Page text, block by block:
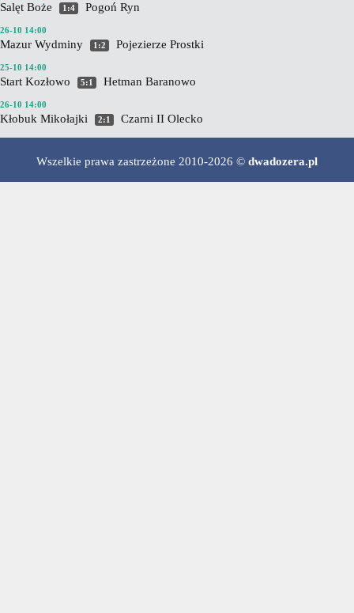
Salęt Boże 1:4 Pogoń Ryn
26-10 14:00
Mazur Wydminy 1:2 Pojezierze Prostki
25-10 14:00
Start Kozłowo 5:1 Hetman Baranowo
26-10 14:00
Kłobuk Mikołajki 2:1 Czarni II Olecko
Wszelkie prawa zastrzeżone 2010-2026 © dwadozera.pl